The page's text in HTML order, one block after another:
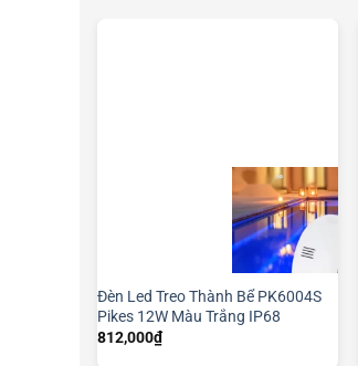
Đèn Led Treo Thành Bể PK6004S
Pikes 12W Màu Trắng IP68
812,000₫